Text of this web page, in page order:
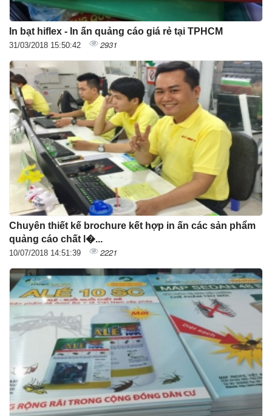
In bạt hiflex - In ấn quảng cáo giá rẻ tại TPHCM
31/03/2018 15:50:42 2931
Chuyên thiết kế brochure kết hợp in ấn các sản phẩm
quảng cáo chất l�...
10/07/2018 14:51:39 2221